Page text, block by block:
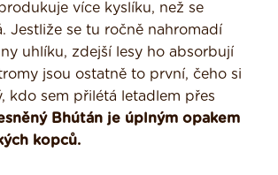
více kyslíku, než se
Jestliže se tu ročně nahromadí
uhlíku, zdejší lesy ho absorbují
jsou ostatně to první, čeho si
kdo sem přilétá letadlem přes
Bhútán je úplným opakem
kopců.